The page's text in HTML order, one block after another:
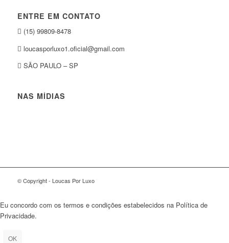
ENTRE EM CONTATO
(15) 99809-8478
loucasporluxo1.oficial@gmail.com
SÃO PAULO – SP
NAS MÍDIAS
© Copyright - Loucas Por Luxo
Eu concordo com os termos e condições estabelecidos na Política de
Privacidade.
OK